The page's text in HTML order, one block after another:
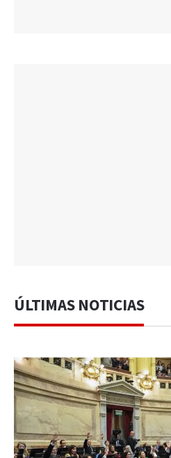
ÚLTIMAS NOTICIAS